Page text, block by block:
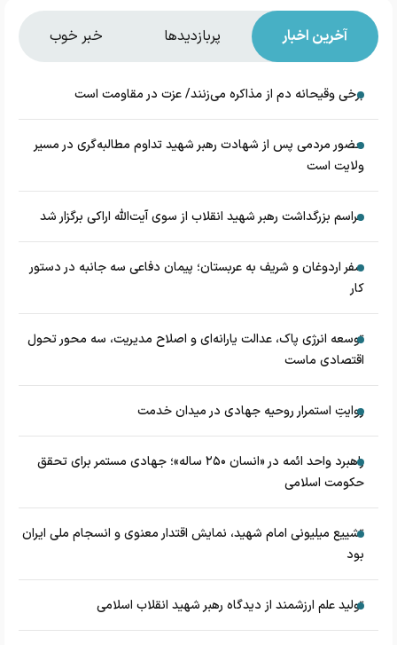
آخرین اخبار پربازدیدها خبر خوب
برخی وقیحانه دم از مذاکره می‌زنند/ عزت در مقاومت است
حضور مردمی پس از شهادت رهبر شهید تداوم مطالبه‌گری در مسیر
ولایت است
مراسم بزرگداشت رهبر شهید انقلاب از سوی آیت‌الله اراکی برگزار شد
سفر اردوغان و شریف به عربستان؛ پیمان دفاعی سه جانبه در دستور
کار
توسعه انرژی پاک، عدالت یارانه‌ای و اصلاح مدیریت، سه محور تحول
اقتصادی ماست
روایتِ استمرار روحیه جهادی در میدان خدمت
راهبرد واحد ائمه در «انسان ۲۵۰ ساله»؛ جهادی مستمر برای تحقق
حکومت اسلامی
تشییع میلیونی امام شهید، نمایش اقتدار معنوی و انسجام ملی ایران
بود
تولید علم ارزشمند از دیدگاه رهبر شهید انقلاب اسلامی